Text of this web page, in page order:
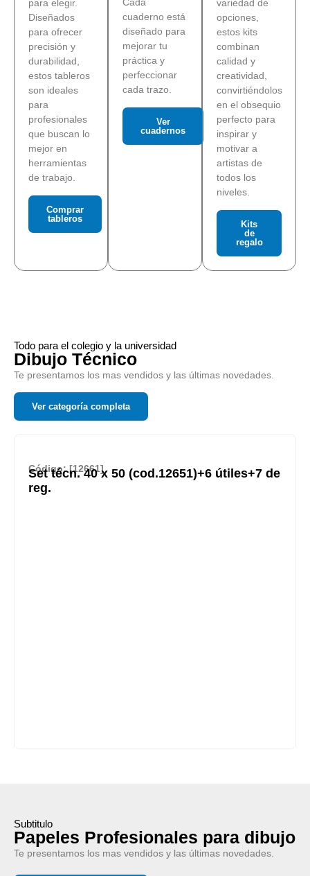
para elegir.
Diseñados
para ofrecer
precisión y
durabilidad,
estos tableros
son ideales
para
profesionales
que buscan lo
mejor en
herramientas
de trabajo.
Comprar
tableros
Cada
cuaderno está
diseñado para
mejorar tu
práctica y
perfeccionar
cada trazo.
Ver
cuadernos
variedad de
opciones,
estos kits
combinan
calidad y
creatividad,
convirtiéndolos
en el obsequio
perfecto para
inspirar y
motivar a
artistas de
todos los
niveles.
Kits
de
regalo
Todo para el colegio y la universidad
Dibujo Técnico
Te presentamos los mas vendidos y las últimas novedades.
Ver categoría completa
Código: [12661]
Set técn. 40 x 50 (cod.12651)+6 útiles+7 de
reg.
Subtitulo
Papeles Profesionales para dibujo
Te presentamos los mas vendidos y las últimas novedades.